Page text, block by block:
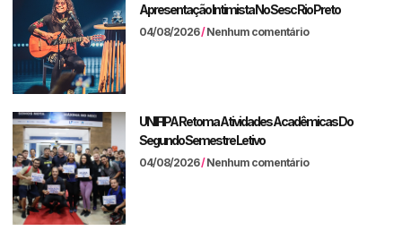
Apresentação Intimista No Sesc Rio Preto
04/08/2026 Nenhum comentário
UNIFIPA Retoma Atividades Acadêmicas Do
Segundo Semestre Letivo
04/08/2026 Nenhum comentário